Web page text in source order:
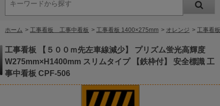
キーワードから探す
キーワードから探す
ホーム > 工事看板 工事中看板 > 工事看板 1400×275mm > オレンジ > 工事看
工事看板 【５００ｍ先左車線減少】 プリズム蛍光高輝度
W275mm×H1400mm スリムタイプ 【鉄枠付】 安全標識 工
事中看板 CPF-506